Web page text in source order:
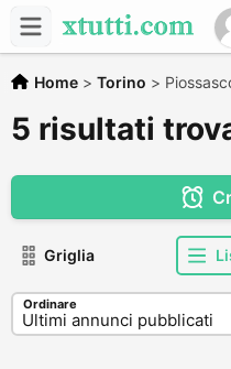
Home > Torino >
5 risultati
Griglia
Ordinare